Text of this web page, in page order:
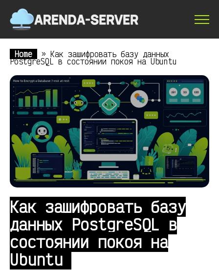
Home » Как зашифровать базу данных
PostgreSQL в состоянии покоя на Ubuntu
Как зашифровать базу
данных PostgreSQL в
состоянии покоя на
Ubuntu